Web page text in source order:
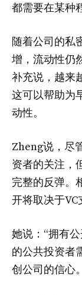
都需要在某种
随着公司的私
增，流动性仍
补充说，越来
这可以帮助为
动性。
Zheng说，尽
资者的关注，
完整的反弹。
开将取决于VC
她说：“拥有
的公共投资者
创公司的信心